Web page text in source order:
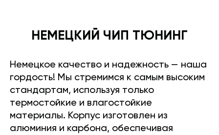
НЕМЕЦКИЙ ЧИП ТЮНИНГ
Немецкое качество и надежность — наша
гордость! Мы стремимся к самым высоким
стандартам, используя только
термостойкие и влагостойкие
материалы. Корпус изготовлен из
алюминия и карбона, обеспечивая